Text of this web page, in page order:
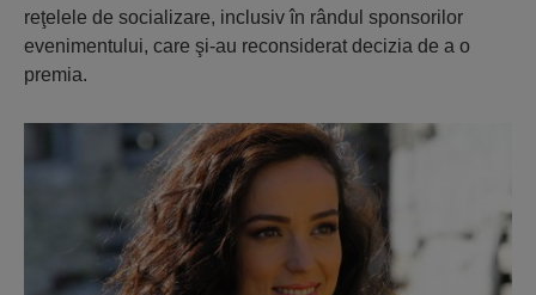
reţelele de socializare, inclusiv în rândul sponsorilor
evenimentului, care şi-au reconsiderat decizia de a o
premia.